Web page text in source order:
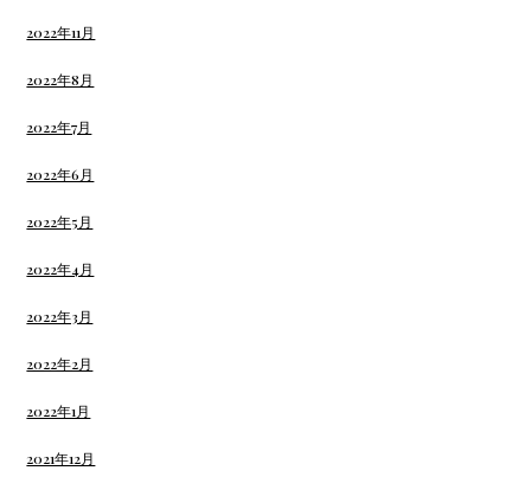
2022年11月
2022年8月
2022年7月
2022年6月
2022年5月
2022年4月
2022年3月
2022年2月
2022年1月
2021年12月